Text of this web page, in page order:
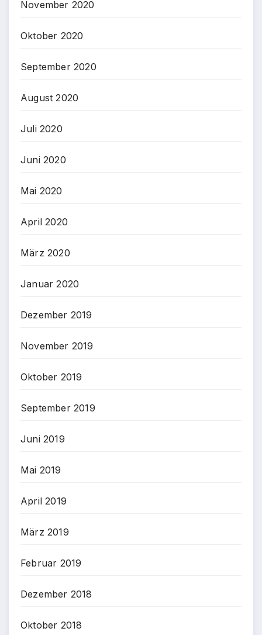
November 2020
Oktober 2020
September 2020
August 2020
Juli 2020
Juni 2020
Mai 2020
April 2020
März 2020
Januar 2020
Dezember 2019
November 2019
Oktober 2019
September 2019
Juni 2019
Mai 2019
April 2019
März 2019
Februar 2019
Dezember 2018
Oktober 2018